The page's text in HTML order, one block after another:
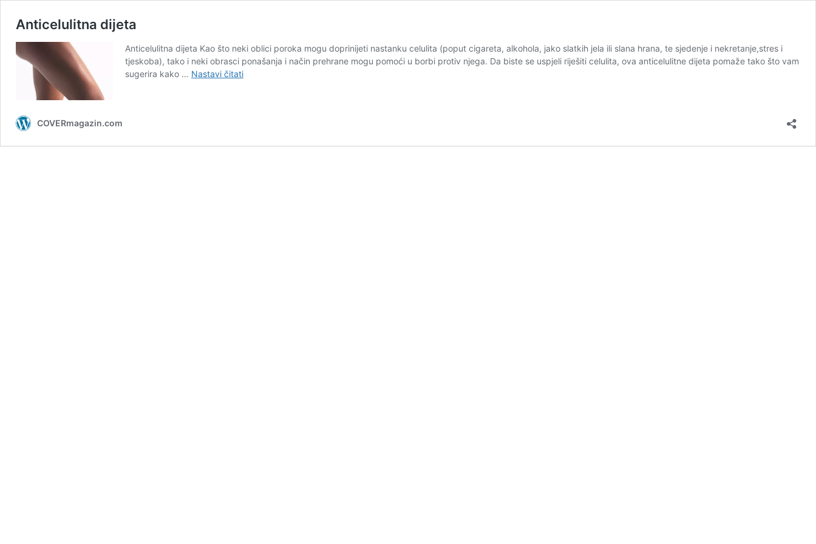
Anticelulitna dijeta
Anticelulitna dijeta Kao što neki oblici poroka mogu doprinijeti nastanku celulita (poput cigareta, alkohola, jako slatkih jela ili slana hrana, te sjedenje i nekretanje,stres i
tjeskoba), tako i neki obrasci ponašanja i način prehrane mogu pomoći u borbi protiv njega. Da biste se uspjeli riješiti celulita, ova anticelulitne dijeta pomaže tako što vam
sugerira kako … Nastavi čitatiAnticelulitna
COVERmagazin.com